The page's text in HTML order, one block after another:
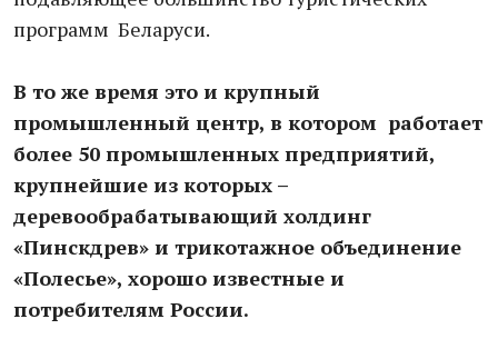
программ Беларуси.
В то же время это и крупный
промышленный центр, в котором работает
более 50 промышленных предприятий,
крупнейшие из которых –
деревообрабатывающий холдинг
«Пинскдрев» и трикотажное объединение
«Полесье», хорошо известные и
потребителям России.